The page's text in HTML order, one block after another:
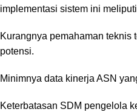
implementasi sistem ini
Kurangnya pemahaman teknis
potensi.
Minimnya data kinerja ASN
Keterbatasan SDM pengelola